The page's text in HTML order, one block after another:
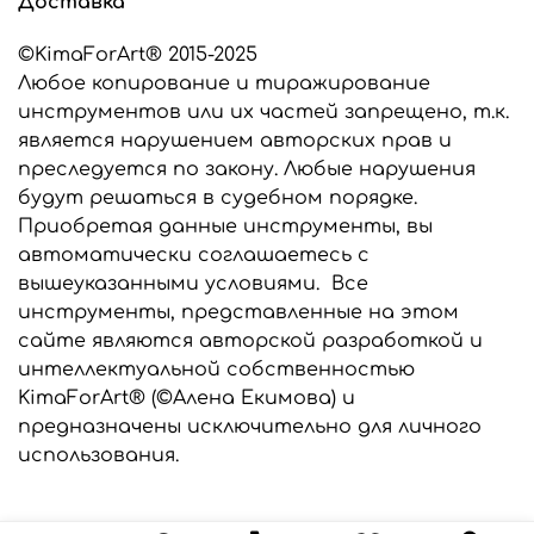
заказу, мы выберем подходящий силикон для
Все инструменты, представленные в этом
интернет-магазине являются разработкой
©KimaForArt и защищены законом об
авторском праве. Предназначены только для
индивидуального использования. Любое
копирование и тиражирование
инструментов запрещено и преследуется по
закону.
©KimaForArt® 2015-2025
Любое копирование и тиражирование
инструментов или их частей запрещено, т.к.
является нарушением авторских прав и
преследуется по закону. Любые нарушения
будут решаться в судебном порядке.
Приобретая данные инструменты, вы
автоматически соглашаетесь с
вышеуказанными условиями. Все
инструменты, представленные на этом
сайте являются авторской разработкой и
интеллектуальной собственностью
KimaForArt® (©Алена Екимова) и
предназначены исключительно для личного
использования.